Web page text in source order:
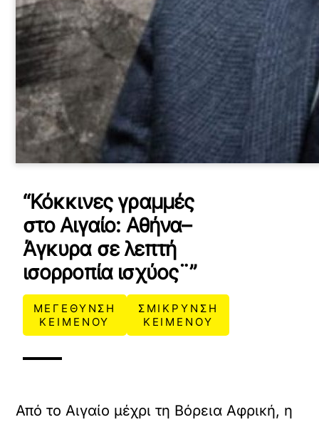
“Κόκκινες γραμμές
στο Αιγαίο: Αθήνα–
Άγκυρα σε λεπτή
ισορροπία ισχύος¨”
ΜΕΓΕΘΥΝΣΗ
ΚΕΙΜΕΝΟΥ
ΣΜΙΚΡΥΝΣΗ
ΚΕΙΜΕΝΟΥ
Από το Αιγαίο μέχρι τη Βόρεια Αφρική, η